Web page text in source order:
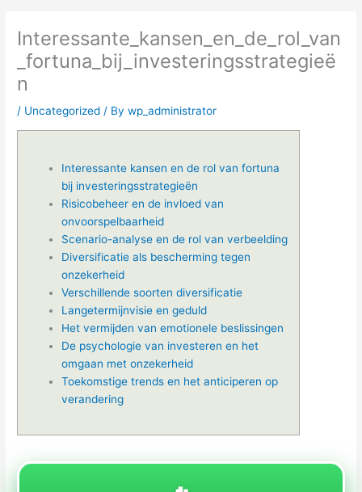
-
t
i
e
t p
i
n
g
-
c
a
r
t
Interessante_kansen_en_de_rol_van
_fortuna_bij_investeringsstrategieë
n
/ Uncategorized / Bywp_administrator
Interessante kansen en de rol van fortuna
bij investeringsstrategieën
Risicobeheer en de invloed van
onvoorspelbaarheid
Scenario-analyse en de rol van verbeelding
Diversificatie als bescherming tegen
onzekerheid
Verschillende soorten diversificatie
Langetermijnvisie en geduld
Het vermijden van emotionele beslissingen
De psychologie van investeren en het
omgaan met onzekerheid
Toekomstige trends en het anticiperen op
verandering